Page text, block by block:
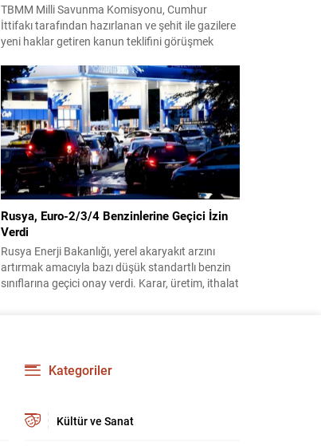
TBMM Milli Savunma Komisyonu, Cumhur
İttifakı tarafından hazırlanan ve şehit ile gazilere
yeni haklar getiren kanun teklifini görüşmek
komisyonda kabul edildi ve bir dizi düzenleme
benimsendi. Teklif kapsamında, vazife
malullerinden hayatını kaybedenlerin anne ve
babalarına bağlanacak aylık tutarının, net asgari
ücretin altında olmayacağı hükme bağlanıyor....
Rusya, Euro-2/3/4 Benzinlerine Geçici İzin
Verdi
Rusya Enerji Bakanlığı, yerel akaryakıt arzını
artırmak amacıyla bazı düşük standartlı benzin
sınıflarına geçici onay verdi. Karar, üretim, ithalat
kararın geçici olduğu ve uzun vadeli çevre
hedeflerinden sapma amaçlanmadığı...
Kategoriler
Kültür ve Sanat